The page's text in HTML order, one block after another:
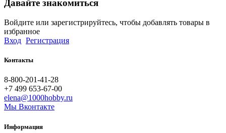
Давайте знакомиться
Войдите или зарегистрируйтесь, чтобы добавлять товары в
избранное
Вход Регистрация
Контакты
8-800-201-41-28
+7 499 653-67-00
elena@1000hobby.ru
Мы Вконтакте
Информация